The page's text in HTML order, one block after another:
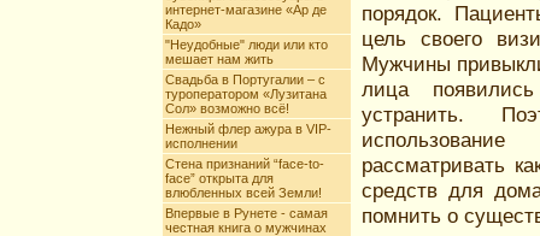
интернет-магазине «Ар де
Кадо»
"Неудобные" люди или кто
мешает нам жить
Свадьба в Португалии – с
туроператором «Лузитана
Сол» возможно всё!
Нежный флер ажура в VIP-
исполнении
Стена признаний “face-to-
face” открыта для
влюбленных всей Земли!
Впервые в Рунете - самая
честная книга о мужчинах
порядок.
цель своего
Мужчины
лица
устранить.
рассматривать
средств для
помнить о